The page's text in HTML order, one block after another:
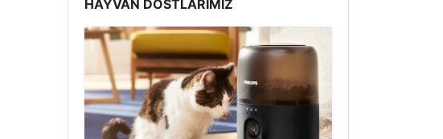
HAYVAN DOSTLARIMIZ